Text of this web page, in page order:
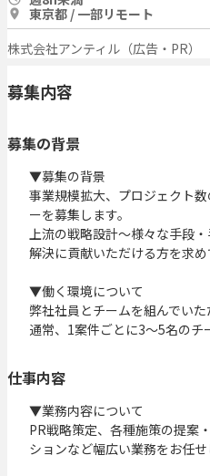
東京都 / 一部リモート
株式会社アンティル（広告・PR）
募集内容
募集の背景
▼募集の背景
事業規模拡大、プロジェクト
ーを募集します。
上流の戦略設計～様々な手段
解決に貢献いただける方を求め
▼働く環境について
弊社社員とチームを組んでいた
通常、1案件ごとに3〜5名のチ
仕事内容
▼業務内容について
PR戦略策定、各種施策の提案
ションなど幅広い業務をお任せ